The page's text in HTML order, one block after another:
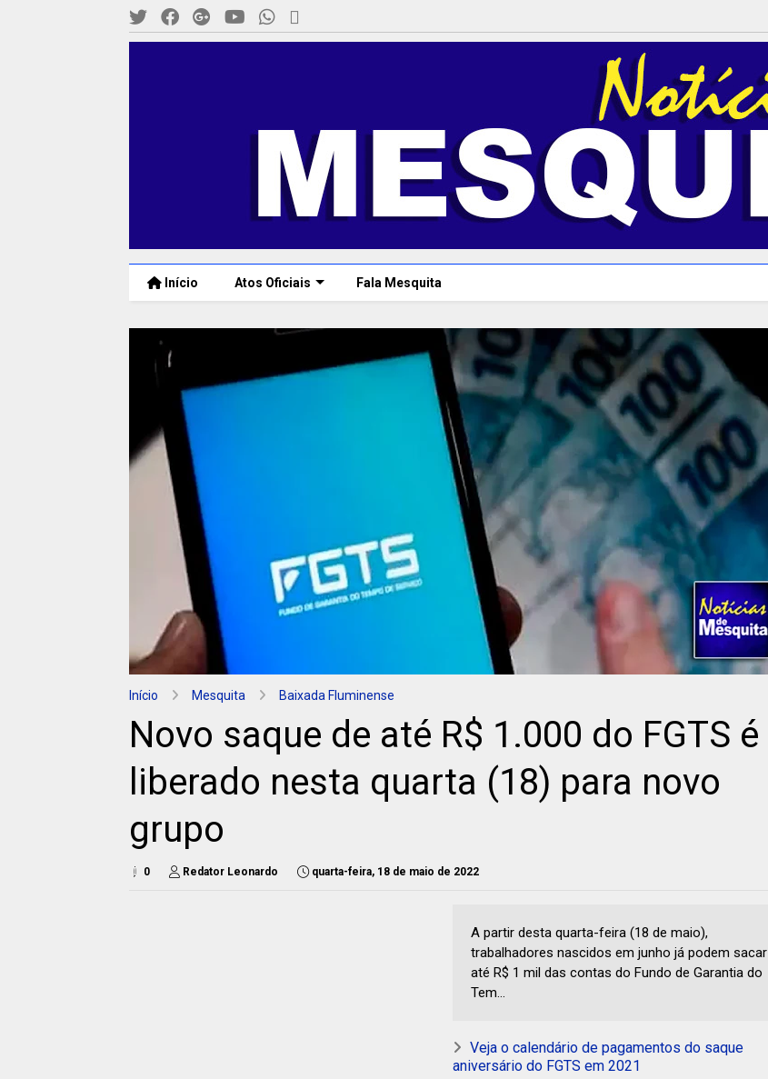
Início Atos Oficiais Fala Mesquita
Início Mesquita Baixada Fluminense
Novo saque de até R$ 1.000 do FGTS é
liberado nesta quarta (18) para novo
grupo
0 Redator Leonardo quarta-feira, 18 de maio de 2022
A partir desta quarta-feira (18 de maio),
trabalhadores nascidos em junho já podem sacar
até R$ 1 mil das contas do Fundo de Garantia do
Tem...
Veja o calendário de pagamentos do saque
aniversário do FGTS em 2021